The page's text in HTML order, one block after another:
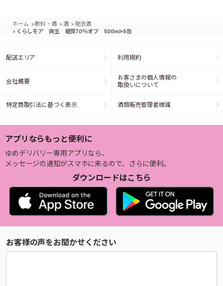
ホーム >飲料・酒 > 酒 >発泡酒
> くらしモア 爽生 糖質70％オフ 500ml×6缶
配送エリア 利用規約
会社概要
お客さまの個人情報の
取扱いについて
特定商取引法に基づく表示 酒類販売管理者標識
アプリならもっと便利に
ゆめデリバリー専用アプリなら、
メッセージの通知がスマホに来るので、さらに便利。
ダウンロードはこちら
お客様の声をお聞かせください